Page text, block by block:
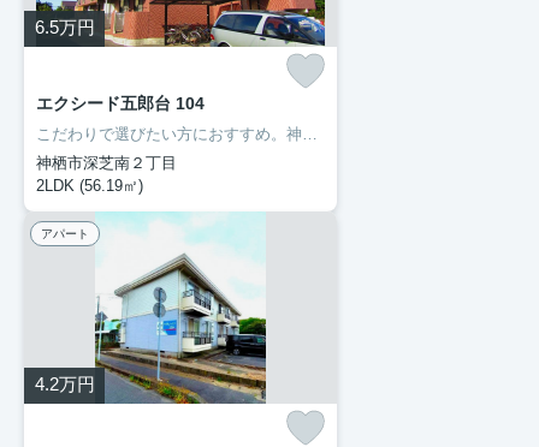
6.5万円
エクシード五郎台 104
こだわりで選びたい方におすすめ。神栖市エリアで住まいをお探しなら「エクシード五郎台」。普段からパソコンを使う方にオススメ物件、ネット回線導入済み。こちらのお部屋で新しい生活を始めてみませんか。神栖市に移り住む予定なら、まずは成田線笹川近辺で検討してはいかがでしょうか。0299-97-0800からいつでも豊成管理システムに遠慮なくお問い合わせ下さい。
神栖市深芝南２丁目
2LDK (56.19㎡)
アパート
4.2万円